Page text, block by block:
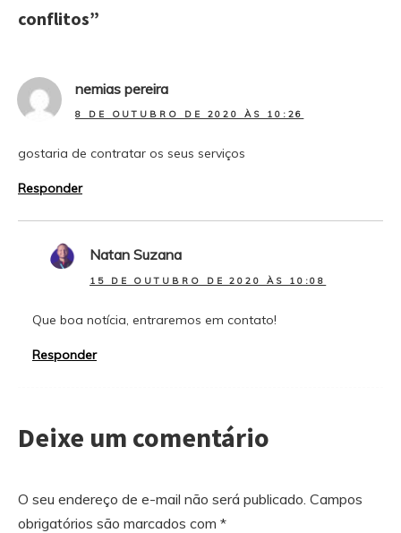
conflitos”
nemias pereira
8 DE OUTUBRO DE 2020 ÀS 10:26
gostaria de contratar os seus serviços
Responder
Natan Suzana
15 DE OUTUBRO DE 2020 ÀS 10:08
Que boa notícia, entraremos em contato!
Responder
Deixe um comentário
O seu endereço de e-mail não será publicado. Campos
obrigatórios são marcados com *